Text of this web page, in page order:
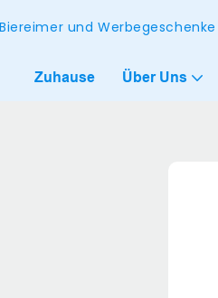
und
Zuhause Über Uns